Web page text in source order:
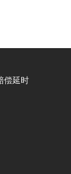
偿延时